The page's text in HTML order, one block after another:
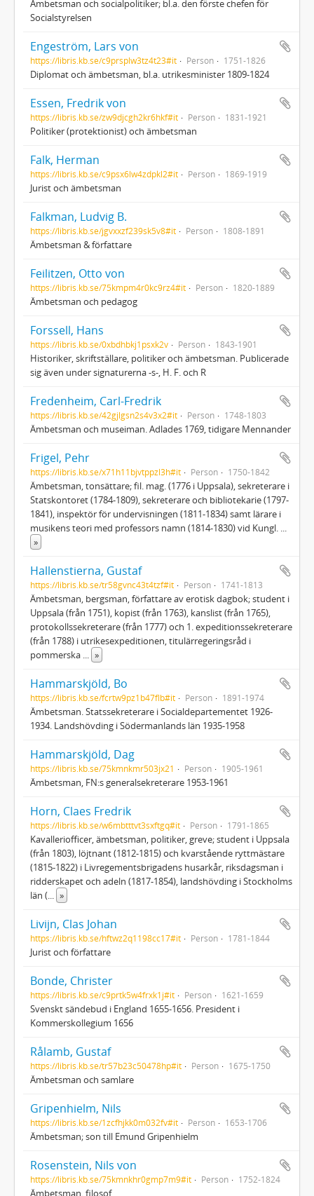
Ämbetsman och socialpolitiker; bl.a. den förste chefen för
Socialstyrelsen
Engeström, Lars von
https://libris.kb.se/c9prsplw3tz4t23#it Person 1751-1826
Diplomat och ämbetsman, bl.a. utrikesminister 1809-1824
Essen, Fredrik von
https://libris.kb.se/zw9djcgh2kr6hkf#it Person 1831-1921
Politiker (protektionist) och ämbetsman
Falk, Herman
https://libris.kb.se/c9psx6lw4zdpkl2#it Person 1869-1919
Jurist och ämbetsman
Falkman, Ludvig B.
https://libris.kb.se/jgvxxzf239sk5v8#it Person 1808-1891
Ämbetsman & författare
Feilitzen, Otto von
https://libris.kb.se/75kmpm4r0kc9rz4#it Person 1820-1889
Ämbetsman och pedagog
Forssell, Hans
https://libris.kb.se/0xbdhbkj1psxk2v Person 1843-1901
Historiker, skriftställare, politiker och ämbetsman. Publicerade
sig även under signaturerna -s-, H. F. och R
Fredenheim, Carl-Fredrik
https://libris.kb.se/42gjlgsn2s4v3x2#it Person 1748-1803
Ämbetsman och museiman. Adlades 1769, tidigare Mennander
Frigel, Pehr
https://libris.kb.se/x71h11bjvtppzl3h#it Person 1750-1842
Ämbetsman, tonsättare; fil. mag. (1776 i Uppsala), sekreterare i
Statskontoret (1784-1809), sekreterare och bibliotekarie (1797-
1841), inspektör för undervisningen (1811-1834) samt lärare i
musikens teori med professors namn (1814-1830) vid Kungl. ...
»
Hallenstierna, Gustaf
https://libris.kb.se/tr58gvnc43t4tzf#it Person 1741-1813
Ämbetsman, bergsman, författare av erotisk dagbok; student i
Uppsala (från 1751), kopist (från 1763), kanslist (från 1765),
protokollssekreterare (från 1777) och 1. expeditionssekreterare
(från 1788) i utrikesexpeditionen, titulärregeringsråd i
pommerska ... »
Hammarskjöld, Bo
https://libris.kb.se/fcrtw9pz1b47flb#it Person 1891-1974
Ämbetsman. Statssekreterare i Socialdepartementet 1926-
1934. Landshövding i Södermanlands län 1935-1958
Hammarskjöld, Dag
https://libris.kb.se/75kmnkmr503jx21 Person 1905-1961
Ämbetsman, FN:s generalsekreterare 1953-1961
Horn, Claes Fredrik
https://libris.kb.se/w6mbtttvt3sxftgq#it Person 1791-1865
Kavalleriofficer, ämbetsman, politiker, greve; student i Uppsala
(från 1803), löjtnant (1812-1815) och kvarstående ryttmästare
(1815-1822) i Livregementsbrigadens husarkår, riksdagsman i
ridderskapet och adeln (1817-1854), landshövding i Stockholms
län (... »
Livijn, Clas Johan
https://libris.kb.se/hftwz2q1198cc17#it Person 1781-1844
Jurist och författare
Bonde, Christer
https://libris.kb.se/c9prtk5w4frxk1j#it Person 1621-1659
Svenskt sändebud i England 1655-1656. President i
Kommerskollegium 1656
Rålamb, Gustaf
https://libris.kb.se/tr57b23c50478hp#it Person 1675-1750
Ämbetsman och samlare
Gripenhielm, Nils
https://libris.kb.se/1zcfhjkk0m032fv#it Person 1653-1706
Ämbetsman; son till Emund Gripenhielm
Rosenstein, Nils von
https://libris.kb.se/75kmnkhr0gmp7m9#it Person 1752-1824
Ämbetsman, filosof